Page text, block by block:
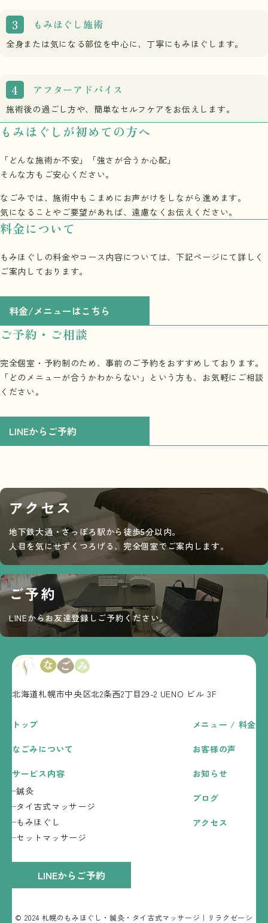
もみほぐし施術
全身または気になる部位を中心に、丁寧にもみほぐします。
アフターアドバイス
施術後の過ごし方や、簡単なセルフケアをお伝えします。
もみほぐしが初めての方へ
「どんな施術か不安」「強さが合うか心配」
そんな方もご安心ください。
なごみでは、施術中もこまめにお声がけをしながら進めます。
気になることやご要望があれば、遠慮なくお伝えください。
料金について
もみほぐしの料金やコース内容については、下記ページにて詳しく
ご案内しております。
料金/メニューはこちら
ご予約・ご相談
完全個室・予約制のため、事前のご予約をおすすめしております。
「どのメニューが合うかわからない」という方も、お気軽にご相談
ください。
LINEからご予約
アクセス
地下鉄大通・さっぽろ駅から徒歩5分以内。
人目を気にせずくつろげる、完全個室でご案内します。
ご予約
LINEからお友達登録しご予約ください。
北海道札幌市中央区北2条西2丁目29-2 UENO ビル 3F
トップ
なごみについて
サービス内容
鍼灸
タイ古式マッサージ
もみほぐし
セットマッサージ
メニュー / 料金
お客様の声
お知らせ
ブログ
アクセス
LINEからご予約
© 2024 札幌のもみほぐし・鍼灸・タイ古式マッサージ｜リラクゼーシ